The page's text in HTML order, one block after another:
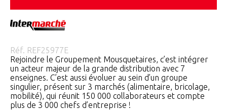
Réf. REF25977E
Rejoindre le Groupement Mousquetaires, c’est intégrer
un acteur majeur de la grande distribution avec 7
enseignes. C’est aussi évoluer au sein d’un groupe
singulier, présent sur 3 marchés (alimentaire, bricolage,
mobilité), qui réunit 150 000 collaborateurs et compte
plus de 3 000 chefs d’entreprise !